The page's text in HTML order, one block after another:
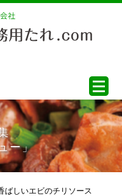
ー」
ばしいエビのチリソース